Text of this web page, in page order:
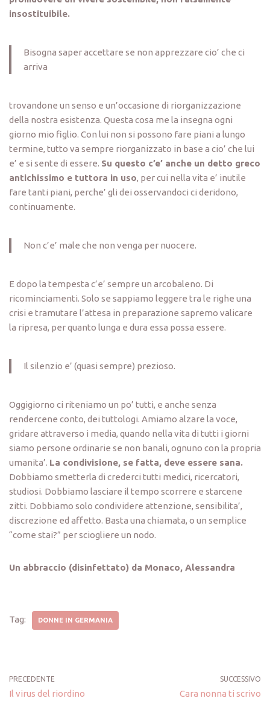
insostituibile.
Bisogna saper accettare se non apprezzare cio’ che ci
arriva
trovandone un senso e un’occasione di riorganizzazione
della nostra esistenza. Questa cosa me la insegna ogni
giorno mio figlio. Con lui non si possono fare piani a lungo
termine, tutto va sempre riorganizzato in base a cio’ che lui
e’ e si sente di essere. Su questo c’e’ anche un detto greco
antichissimo e tuttora in uso, per cui nella vita e’ inutile
fare tanti piani, perche’ gli dei osservandoci ci deridono,
continuamente.
Non c’e’ male che non venga per nuocere.
E dopo la tempesta c’e’ sempre un arcobaleno. Di
ricominciamenti. Solo se sappiamo leggere tra le righe una
crisi e tramutare l’attesa in preparazione sapremo valicare
la ripresa, per quanto lunga e dura essa possa essere.
Il silenzio e’ (quasi sempre) prezioso.
Oggigiorno ci riteniamo un po’ tutti, e anche senza
rendercene conto, dei tuttologi. Amiamo alzare la voce,
gridare attraverso i media, quando nella vita di tutti i giorni
siamo persone ordinarie se non banali, ognuno con la propria
umanita’. La condivisione, se fatta, deve essere sana.
Dobbiamo smetterla di crederci tutti medici, ricercatori,
studiosi. Dobbiamo lasciare il tempo scorrere e starcene
zitti. Dobbiamo solo condividere attenzione, sensibilita’,
discrezione ed affetto. Basta una chiamata, o un semplice
“come stai?” per sciogliere un nodo.
Un abbraccio (disinfettato) da Monaco, Alessandra
Tag: DONNE IN GERMANIA
PRECEDENTE
Il virus del riordino
SUCCESSIVO
Cara nonna ti scrivo